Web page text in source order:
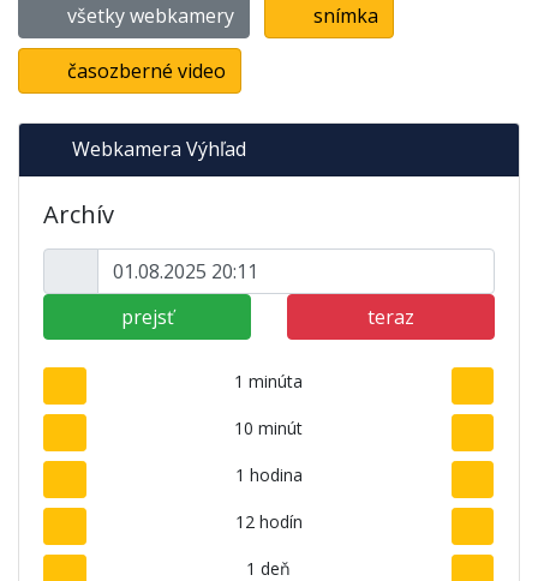
všetky webkamery snímka
časozberné video
Webkamera Výhľad
Archív
prejsť teraz
1 minúta
10 minút
1 hodina
12 hodín
1 deň